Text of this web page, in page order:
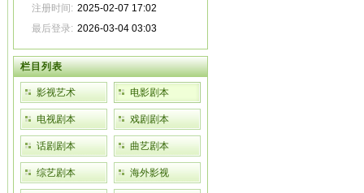
注册时间: 2025-02-07 17:02
最后登录: 2026-03-04 03:03
栏目列表
影视艺术 电影剧本
电视剧本 戏剧剧本
话剧剧本 曲艺剧本
综艺剧本 海外影视